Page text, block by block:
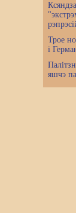
Трое
і
яшчэ